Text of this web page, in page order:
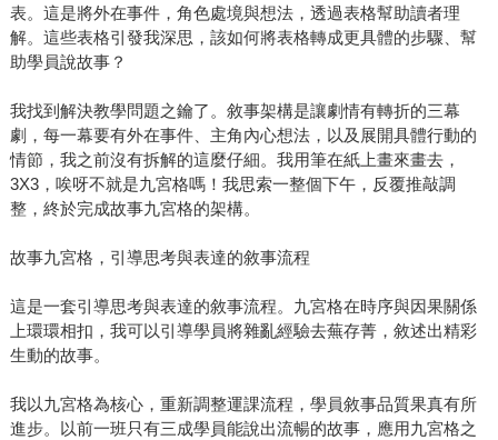
表。這是將外在事件，角色處境與想法，透過表格幫助讀者理
解。這些表格引發我深思，該如何將表格轉成更具體的步驟、幫
助學員說故事？
我找到解決教學問題之鑰了。敘事架構是讓劇情有轉折的三幕
劇，每一幕要有外在事件、主角內心想法，以及展開具體行動的
情節，我之前沒有拆解的這麼仔細。我用筆在紙上畫來畫去，
3X3，唉呀不就是九宮格嗎！我思索一整個下午，反覆推敲調
整，終於完成故事九宮格的架構。
故事九宮格，引導思考與表達的敘事流程
這是一套引導思考與表達的敘事流程。九宮格在時序與因果關係
上環環相扣，我可以引導學員將雜亂經驗去蕪存菁，敘述出精彩
生動的故事。
我以九宮格為核心，重新調整運課流程，學員敘事品質果真有所
進步。以前一班只有三成學員能說出流暢的故事，應用九宮格之